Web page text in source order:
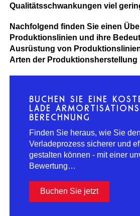
Qualitätsschwankungen viel
Nachfolgend finden Sie einen
Produktionslinien und ihre
Ausrüstung von
Arten der Produktionsherstellung
BUCHEN SIE EINE
LADE ARMORTISATIONS
BERECHNUNG
Finden Sie heraus, wie Sie den
Verladeprozess sicherer und
gestalten können - mit einer
Bewertung…
Buchen Sie jetzt